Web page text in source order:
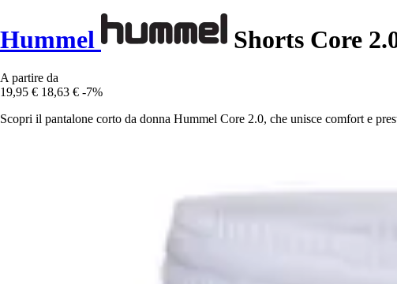
Hummel Shorts Core
A partire da
19,95 € 18,63 € -7%
Scopri il pantalone corto da donna Hummel Core 2.0, che unisce comfort e